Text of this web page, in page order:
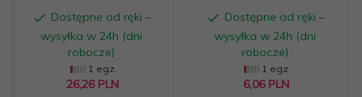
Dostępne od ręki –
wysyłka w 24h (dni
robocze)
1 egz.
26,26 PLN
Dostępne od ręki –
wysyłka w 24h (dni
robocze)
1 egz.
6,06 PLN